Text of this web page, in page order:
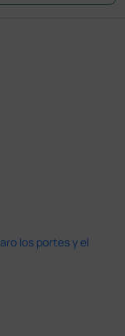
los portes y el